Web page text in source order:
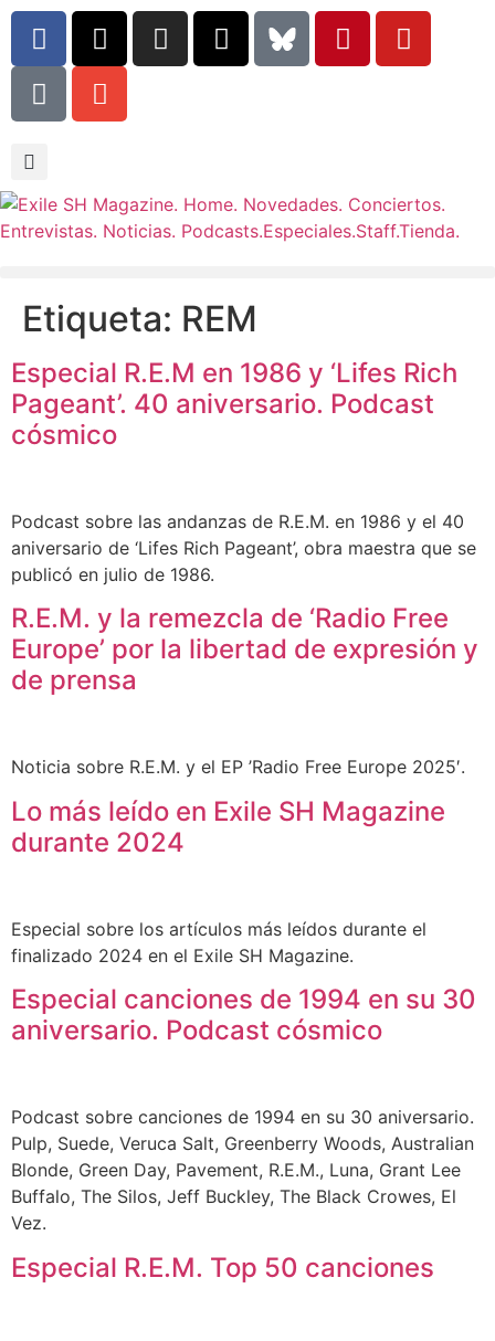
Etiqueta: REM
Especial R.E.M en 1986 y ‘Lifes Rich
Pageant’. 40 aniversario. Podcast
cósmico
Podcast sobre las andanzas de R.E.M. en 1986 y el 40
aniversario de ‘Lifes Rich Pageant’, obra maestra que se
publicó en julio de 1986.
R.E.M. y la remezcla de ‘Radio Free
Europe’ por la libertad de expresión y
de prensa
Noticia sobre R.E.M. y el EP ’Radio Free Europe 2025′.
Lo más leído en Exile SH Magazine
durante 2024
Especial sobre los artículos más leídos durante el
finalizado 2024 en el Exile SH Magazine.
Especial canciones de 1994 en su 30
aniversario. Podcast cósmico
Podcast sobre canciones de 1994 en su 30 aniversario.
Pulp, Suede, Veruca Salt, Greenberry Woods, Australian
Blonde, Green Day, Pavement, R.E.M., Luna, Grant Lee
Buffalo, The Silos, Jeff Buckley, The Black Crowes, El
Vez.
Especial R.E.M. Top 50 canciones